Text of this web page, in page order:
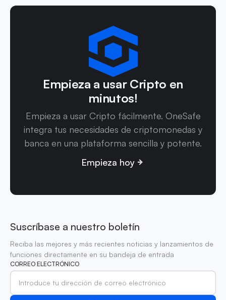
Empieza a usar Cripto en
minutos!
Empieza a usar Cripto fácilmente. OneSafe
integra tus necesidades de criptomonedas y
banca en una plataforma sencilla y potente.
Empieza hoy
Suscríbase a nuestro boletín
Reciba las mejores y más recientes noticias y lanzamientos de
funciones directamente en su bandeja de entrada
CORREO ELECTRÓNICO